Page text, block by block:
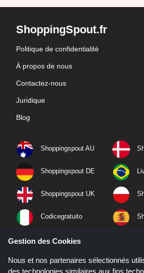
ShoppingSpout.fr
Politique de confidentialité
À propos de nous
Contactez-nous
Juridique
Blog
Shoppingspout AU
Shoppingspout DE
Shoppingspout UK
Codicegratuito
Shoppingspout NL
Shoppingspout PT
Gestion des Cookies
Nous et nos partenaires sélectionnés
des technologies similaires aux fins